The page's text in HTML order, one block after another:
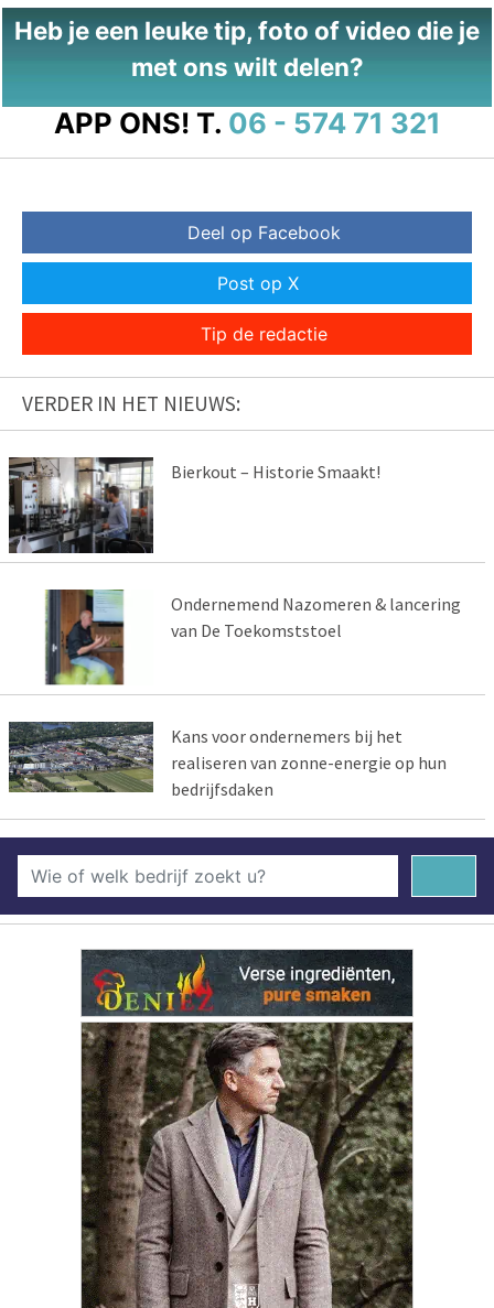
Heb je een leuke tip, foto of video die je
met ons wilt delen?
APP ONS! T. 06 - 574 71 321
Deel op Facebook
Post op X
Tip de redactie
VERDER IN HET NIEUWS:
Bierkout – Historie Smaakt!
Ondernemend Nazomeren & lancering
van De Toekomststoel
Kans voor ondernemers bij het
realiseren van zonne-energie op hun
bedrijfsdaken